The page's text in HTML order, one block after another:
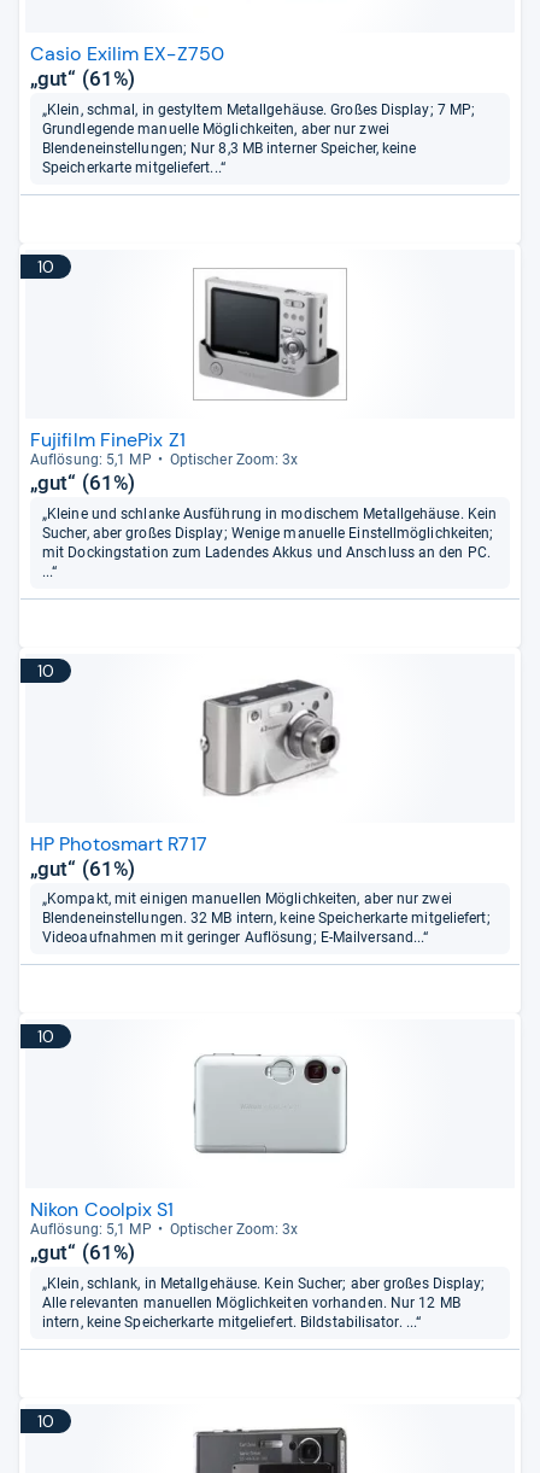
Casio Exilim EX-Z750
„gut“ (61%)
„Klein, schmal, in gestyltem Metallgehäuse. Großes Display; 7 MP;
Grundlegende manuelle Möglichkeiten, aber nur zwei
Blendeneinstellungen; Nur 8,3 MB interner Speicher, keine
Speicherkarte mitgeliefert...“
10
Fujifilm FinePix Z1
Auf­lö­sung: 5,1 MP Opti­scher Zoom: 3x
„gut“ (61%)
„Kleine und schlanke Ausführung in modischem Metallgehäuse. Kein
Sucher, aber großes Display; Wenige manuelle Einstellmöglichkeiten;
mit Dockingstation zum Ladendes Akkus und Anschluss an den PC.
...“
10
HP Photosmart R717
„gut“ (61%)
„Kompakt, mit einigen manuellen Möglichkeiten, aber nur zwei
Blendeneinstellungen. 32 MB intern, keine Speicherkarte mitgeliefert;
Videoaufnahmen mit geringer Auflösung; E-Mailversand...“
10
Nikon Coolpix S1
Auf­lö­sung: 5,1 MP Opti­scher Zoom: 3x
„gut“ (61%)
„Klein, schlank, in Metallgehäuse. Kein Sucher; aber großes Display;
Alle relevanten manuellen Möglichkeiten vorhanden. Nur 12 MB
intern, keine Speicherkarte mitgeliefert. Bildstabilisator. ...“
10